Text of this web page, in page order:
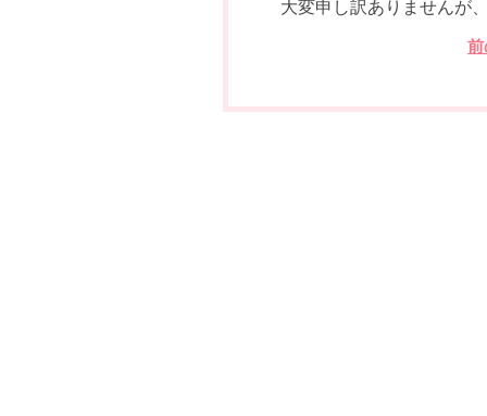
大変申し訳ありませんが
前